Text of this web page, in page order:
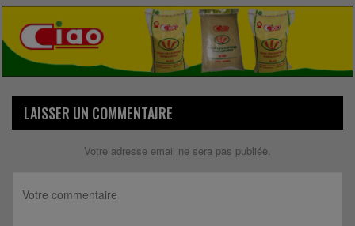
LAISSER UN COMMENTAIRE
Votre adresse email ne sera pas publiée.